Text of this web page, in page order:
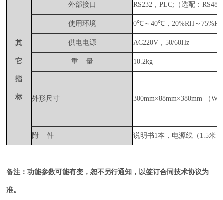
其
它
指
标
外部接口 RS232 ，PLC; （选配：RS485
使用环境 0℃ ～40℃ ， 20%RH ～ 75
供电电源 AC220V ，50/60Hz
重 量 10 .2kg
外形尺寸 300mm×88mm×380mm （W
附 件 说明书1本，电源线（ 1.5米）
备注：功能参数可能有变，恕不另行通知，以签订合同技术协议为
准。